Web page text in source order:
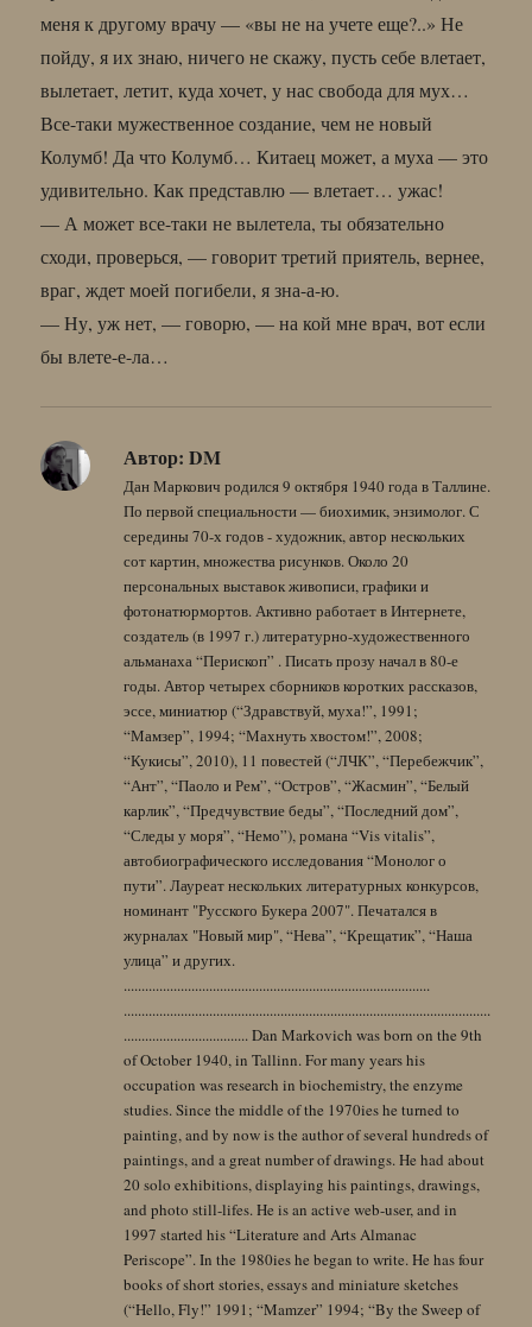
меня к другому врачу — «вы не на учете еще?..» Не
пойду, я их знаю, ничего не скажу, пусть себе влетает,
вылетает, летит, куда хочет, у нас свобода для мух…
Все-таки мужественное создание, чем не новый
Колумб! Да что Колумб… Китаец может, а муха — это
удивительно. Как представлю — влетает… ужас!
— А может все-таки не вылетела, ты обязательно
сходи, проверься, — говорит третий приятель, вернее,
враг, ждет моей погибели, я зна-а-ю.
— Ну, уж нет, — говорю, — на кой мне врач, вот если
бы влете-е-ла…
Автор: DM
Дан Маркович родился 9 октября 1940 года в Таллине.
По первой специальности — биохимик, энзимолог. С
середины 70-х годов - художник, автор нескольких
сот картин, множества рисунков. Около 20
персональных выставок живописи, графики и
фотонатюрмортов. Активно работает в Интернете,
создатель (в 1997 г.) литературно-художественного
альманаха “Перископ” . Писать прозу начал в 80-е
годы. Автор четырех сборников коротких рассказов,
эссе, миниатюр (“Здравствуй, муха!”, 1991;
“Мамзер”, 1994; “Махнуть хвостом!”, 2008;
“Кукисы”, 2010), 11 повестей (“ЛЧК”, “Перебежчик”,
“Ант”, “Паоло и Рем”, “Остров”, “Жасмин”, “Белый
карлик”, “Предчувствие беды”, “Последний дом”,
“Следы у моря”, “Немо”), романа “Vis vitalis”,
автобиографического исследования “Монолог о
пути”. Лауреат нескольких литературных конкурсов,
номинант "Русского Букера 2007". Печатался в
журналах "Новый мир", “Нева”, “Крещатик”, “Наша
улица” и других.
......................................................................................
.......................................................................................................
................................... Dan Markovich was born on the 9th
of October 1940, in Tallinn. For many years his
occupation was research in biochemistry, the enzyme
studies. Since the middle of the 1970ies he turned to
painting, and by now is the author of several hundreds of
paintings, and a great number of drawings. He had about
20 solo exhibitions, displaying his paintings, drawings,
and photo still-lifes. He is an active web-user, and in
1997 started his “Literature and Arts Almanac
Periscope”. In the 1980ies he began to write. He has four
books of short stories, essays and miniature sketches
(“Hello, Fly!” 1991; “Mamzer” 1994; “By the Sweep of